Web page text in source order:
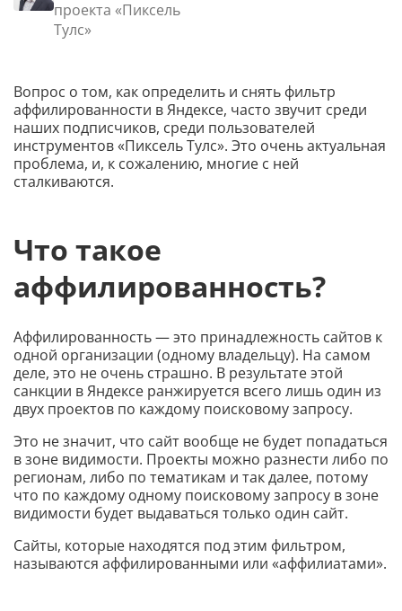
проекта «Пиксель
Тулс»
Вопрос о том, как определить и снять фильтр
аффилированности в Яндексе, часто звучит среди
наших подписчиков, среди пользователей
инструментов «Пиксель Тулс». Это очень актуальная
проблема, и, к сожалению, многие с ней
сталкиваются.
Что такое
аффилированность?
Аффилированность — это принадлежность сайтов к
одной организации (одному владельцу). На самом
деле, это не очень страшно. В результате этой
санкции в Яндексе ранжируется всего лишь один из
двух проектов по каждому поисковому запросу.
Это не значит, что сайт вообще не будет попадаться
в зоне видимости. Проекты можно разнести либо по
регионам, либо по тематикам и так далее, потому
что по каждому одному поисковому запросу в зоне
видимости будет выдаваться только один сайт.
Сайты, которые находятся под этим фильтром,
называются аффилированными или «аффилиатами».